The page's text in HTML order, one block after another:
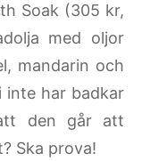
Soak (305 kr,
med oljor
mandarin och
inte har badkar
den går att
Ska prova!